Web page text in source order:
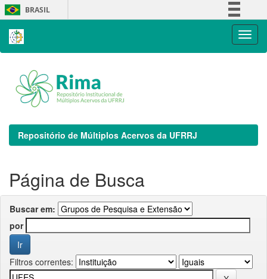
Skip
navigation
BRASIL
Repositório de Múltiplos Acervos da UFRRJ
Página de Busca
Buscar em:
por
Filtros correntes: